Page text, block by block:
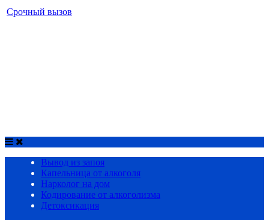
Срочный вызов
Вывод из запоя
Капельница от алкоголя
Нарколог на дом
Кодирование от алкоголизма
Детоксикация